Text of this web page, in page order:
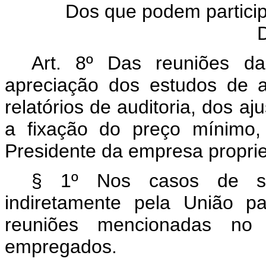
Dos que podem
Art. 8º Das reuniões
apreciação dos estudos de
relatórios de auditoria, dos
a fixação do preço
Presidente da empresa
§ 1º Nos casos de
indiretamente pela União
reuniões mencionadas
empregados.